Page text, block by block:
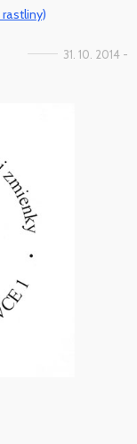
rastliny)
31. 10. 2014 -